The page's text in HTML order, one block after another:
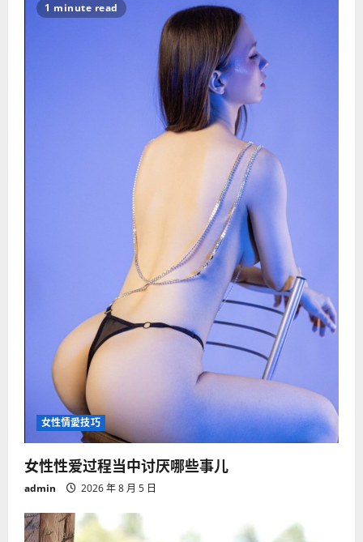
1 minute read
女性情愛技巧
女性性爱过程当中讨厌哪些事儿
admin 2026 年 8 月 5 日